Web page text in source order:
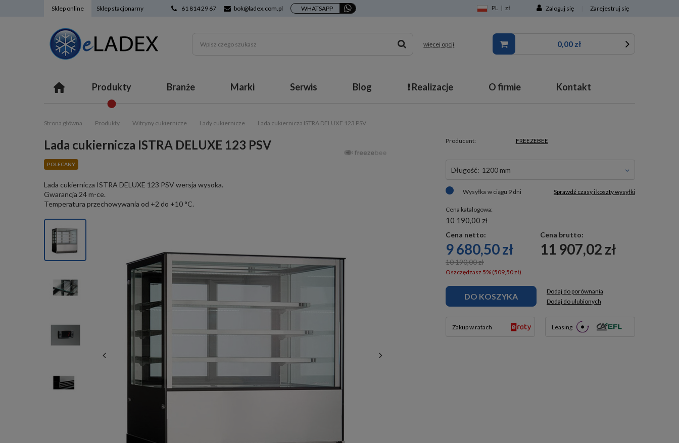
Sklep online Sklep stacjonarny 61 814 29 67 bok@ladex.com.pl WHATSAPP PL | zł Zaloguj się Zarejestruj się
więcej opcji 0,00 zł
Produkty Branże Marki Serwis Blog ❗ Realizacje O firmie Kontakt
Strona główna Produkty Witryny cukiernicze Lady cukiernicze Lada cukiernicza ISTRA DELUXE 123 PSV
Lada cukiernicza ISTRA DELUXE 123 PSV
POLECANY
Lada cukiernicza ISTRA DELUXE 123 PSV wersja wysoka.
Gwarancja 24 m-ce.
Temperatura przechowywania od +2 do +10 °C.
Producent: FREEZEBEE
długość: 1200 mm
Wysyłka w ciągu 9 dni Sprawdź czasy i koszty wysyłki
Cena katalogowa:
10 190,00 zł
Cena netto:
9 680,50 zł
10 190,00 zł
Oszczędzasz 5% (509,50 zł).
Cena brutto:
11 907,02 zł
DO KOSZYKA
Dodaj do porównania
Dodaj do ulubionych
Zakup w ratach Leasing